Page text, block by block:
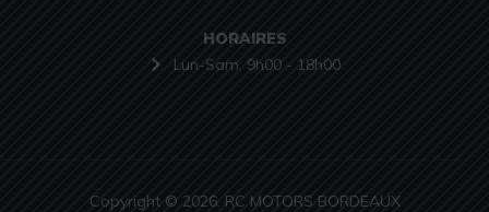
HORAIRES
Lun-Sam: 9h00 - 18h00
Copyright © 2026. RC MOTORS BORDEAUX